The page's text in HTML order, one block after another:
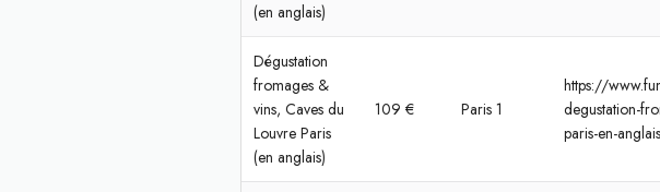
(en anglais)
Dégustation
fromages &
vins, Caves du
Louvre Paris
(en anglais)
109 € Paris 1
https://
degustation-
paris-en-